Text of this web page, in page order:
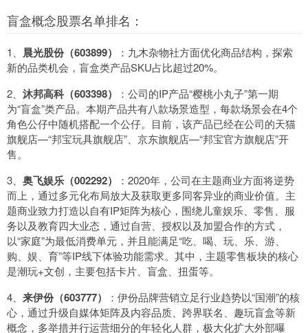
盲盒概念股票名单排名：
1、 晨光股份（603899）
：九木杂物社方面优化商品结构，探索
新的品类机会，盲盒类产品SKU占比超过20%。
2、 沐邦高科（603398）
：公司的IP产品“樱桃小丸子”第一期
为“盲盒”类产品。本期产品共有八款场景造型，每款场景会在4个
角色公仔中随机搭配一个公仔。目前，该产品已经在公司的天猫
旗舰店—“邦宝玩具旗舰店”、京东旗舰店—“邦宝官方旗舰店”开
售。
3、 奥飞娱乐（002292）
：2020年，公司在主题商业方面将逆势
而上，通过多元化布局放大及获取更多同客异业的商业价值。主
题商业致力打造以自有IP矩阵为核心，围绕儿童娱乐、零售、服
务以及教育四大业态，通过自营、授权以及加盟合作的方式，
以“家庭”为最低消费单元，并且能满足“吃、喝、玩、乐、游、
购、娱、育”等IP线下体验功能需求。其中，主题零售板块的核心
是潮玩+文创，主要包括卡片、盲盒、扭蛋等。
4、 来伊份（603777）
：伊份品牌营销立足行业趋势以“国潮”的核
心，通过升级自媒体矩阵及内容品质、跨界联名、趣玩盲盒等新
概念，多举措并行运营细分的年轻化人群，极大化扩大外部曝